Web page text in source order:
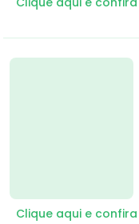
Clique aqui e